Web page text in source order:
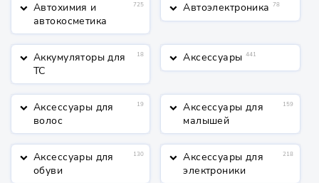
keyboard_arrow_down Автохимия и
автокосметика
725 keyboard_arrow_down Автоэлектроника 78
keyboard_arrow_down Аккумуляторы для
ТС
18 keyboard_arrow_down Аксессуары 441
keyboard_arrow_down Аксессуары для
волос
19 keyboard_arrow_down Аксессуары для
малышей
159
keyboard_arrow_down Аксессуары для
обуви
130 keyboard_arrow_down Аксессуары для
электроники
218